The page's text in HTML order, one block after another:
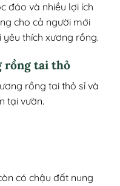
đáo và nhiều lợi ích
cho cả người mới
thích xương rồng.
rồng tai thỏ
rồng tai thỏ sỉ và
tại vườn.
có chậu đất nung